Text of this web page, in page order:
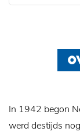
In 1942 begon
werd destijds